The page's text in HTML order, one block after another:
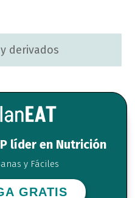
derivados
líder en Nutrición
y Fáciles
GRATIS